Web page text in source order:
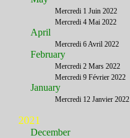
Mercredi 1 Juin 2022
Mercredi 4 Mai 2022
April
Mercredi 6 Avril 2022
February
Mercredi 2 Mars 2022
Mercredi 9 Février 2022
January
Mercredi 12 Janvier 2022
2021
December